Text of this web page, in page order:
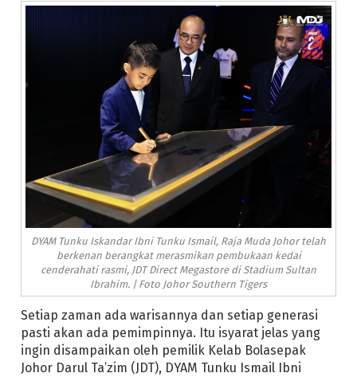
DYAM Tunku Iskandar Ibni Tunku Ismail, Raja Muda Johor telah
berkenan berangkat merasmikan pembukaan kedai
cenderahati rasmi, JDT Direct Megastore di Stadium Sultan
Ibrahim. | Foto Johor Southern Tigers
Setiap zaman ada warisannya dan setiap generasi
pasti akan ada pemimpinnya. Itu isyarat jelas yang
ingin disampaikan oleh pemilik Kelab Bolasepak
Johor Darul Ta’zim (JDT), DYAM Tunku Ismail Ibni